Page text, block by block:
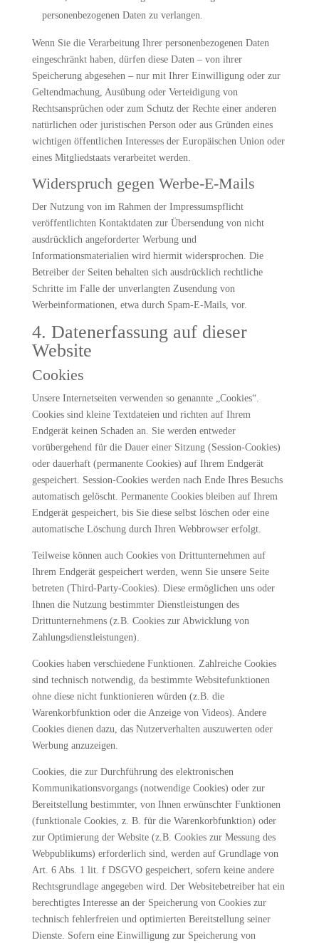
personenbezogenen Daten zu verlangen.
Wenn Sie die Verarbeitung Ihrer personenbezogenen Daten
eingeschränkt haben, dürfen diese Daten – von ihrer
Speicherung abgesehen – nur mit Ihrer Einwilligung oder zur
Geltendmachung, Ausübung oder Verteidigung von
Rechtsansprüchen oder zum Schutz der Rechte einer anderen
natürlichen oder juristischen Person oder aus Gründen eines
wichtigen öffentlichen Interesses der Europäischen Union oder
eines Mitgliedstaats verarbeitet werden.
Widerspruch gegen Werbe-E-Mails
Der Nutzung von im Rahmen der Impressumspflicht
veröffentlichten Kontaktdaten zur Übersendung von nicht
ausdrücklich angeforderter Werbung und
Informationsmaterialien wird hiermit widersprochen. Die
Betreiber der Seiten behalten sich ausdrücklich rechtliche
Schritte im Falle der unverlangten Zusendung von
Werbeinformationen, etwa durch Spam-E-Mails, vor.
4. Datenerfassung auf dieser
Website
Cookies
Unsere Internetseiten verwenden so genannte „Cookies“.
Cookies sind kleine Textdateien und richten auf Ihrem
Endgerät keinen Schaden an. Sie werden entweder
vorübergehend für die Dauer einer Sitzung (Session-Cookies)
oder dauerhaft (permanente Cookies) auf Ihrem Endgerät
gespeichert. Session-Cookies werden nach Ende Ihres Besuchs
automatisch gelöscht. Permanente Cookies bleiben auf Ihrem
Endgerät gespeichert, bis Sie diese selbst löschen oder eine
automatische Löschung durch Ihren Webbrowser erfolgt.
Teilweise können auch Cookies von Drittunternehmen auf
Ihrem Endgerät gespeichert werden, wenn Sie unsere Seite
betreten (Third-Party-Cookies). Diese ermöglichen uns oder
Ihnen die Nutzung bestimmter Dienstleistungen des
Drittunternehmens (z.B. Cookies zur Abwicklung von
Zahlungsdienstleistungen).
Cookies haben verschiedene Funktionen. Zahlreiche Cookies
sind technisch notwendig, da bestimmte Websitefunktionen
ohne diese nicht funktionieren würden (z.B. die
Warenkorbfunktion oder die Anzeige von Videos). Andere
Cookies dienen dazu, das Nutzerverhalten auszuwerten oder
Werbung anzuzeigen.
Cookies, die zur Durchführung des elektronischen
Kommunikationsvorgangs (notwendige Cookies) oder zur
Bereitstellung bestimmter, von Ihnen erwünschter Funktionen
(funktionale Cookies, z. B. für die Warenkorbfunktion) oder
zur Optimierung der Website (z.B. Cookies zur Messung des
Webpublikums) erforderlich sind, werden auf Grundlage von
Art. 6 Abs. 1 lit. f DSGVO gespeichert, sofern keine andere
Rechtsgrundlage angegeben wird. Der Websitebetreiber hat ein
berechtigtes Interesse an der Speicherung von Cookies zur
technisch fehlerfreien und optimierten Bereitstellung seiner
Dienste. Sofern eine Einwilligung zur Speicherung von